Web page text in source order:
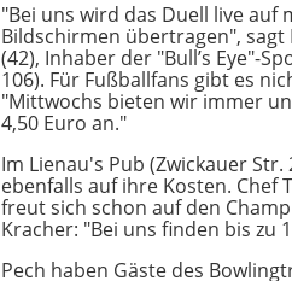
"Bei uns wird das Duell live auf
Bildschirmen übertragen", sagt
(42), Inhaber der "Bull’s Eye"-
106). Für Fußballfans gibt es
"Mittwochs bieten wir immer
4,50 Euro an."
Im Lienau's Pub (Zwickauer Str.
ebenfalls auf ihre Kosten. Chef
freut sich schon auf den
Kracher: "Bei uns finden bis zu
Pech haben Gäste des